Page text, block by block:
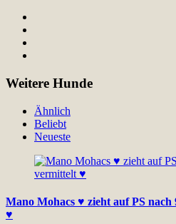
Weitere Hunde
Ähnlich
Beliebt
Neueste
Mano Mohacs ♥ zieht auf PS
♥